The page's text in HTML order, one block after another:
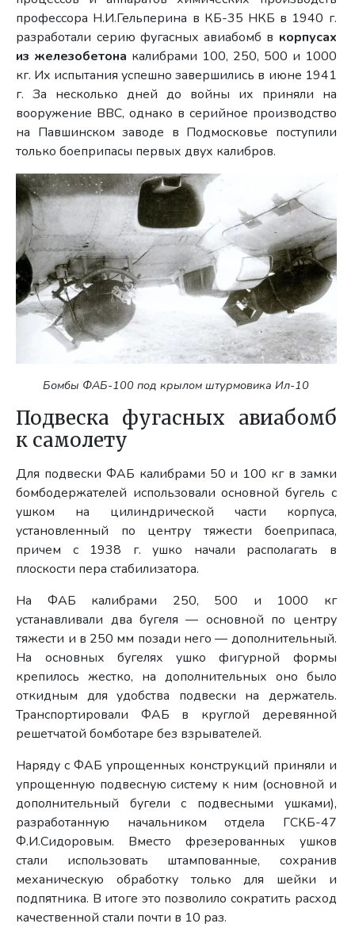
профессора Н.И.Гельперина в КБ-35 НКБ в 1940 г.
разработали серию фугасных авиабомб в корпусах
из железобетона калибрами 100, 250, 500 и 1000
кг. Их испытания успешно завершились в июне 1941
г. За несколько дней до войны их приняли на
вооружение ВВС, однако в серийное производство
на Павшинском заводе в Подмосковье поступили
только боеприпасы первых двух калибров.
Бомбы ФАБ-100 под крылом штурмовика Ил-10
Подвеска фугасных авиабомб
к самолету
Для подвески ФАБ калибрами 50 и 100 кг в замки
бомбодержателей использовали основной бугель с
ушком на цилиндрической части корпуса,
установленный по центру тяжести боеприпаса,
причем с 1938 г. ушко начали располагать в
плоскости пера стабилизатора.
На ФАБ калибрами 250, 500 и 1000 кг
устанавливали два бугеля — основной по центру
тяжести и в 250 мм позади него — дополнительный.
На основных бугелях ушко фигурной формы
крепилось жестко, на дополнительных оно было
откидным для удобства подвески на держатель.
Транспортировали ФАБ в круглой деревянной
решетчатой бомботаре без взрывателей.
Наряду с ФАБ упрощенных конструкций приняли и
упрощенную подвесную систему к ним (основной и
дополнительный бугели с подвесными ушками),
разработанную начальником отдела ГСКБ-47
Ф.И.Сидоровым. Вместо фрезерованных ушков
стали использовать штампованные, сохранив
механическую обработку только для шейки и
подпятника. В итоге это позволило сократить расход
качественной стали почти в 10 раз.